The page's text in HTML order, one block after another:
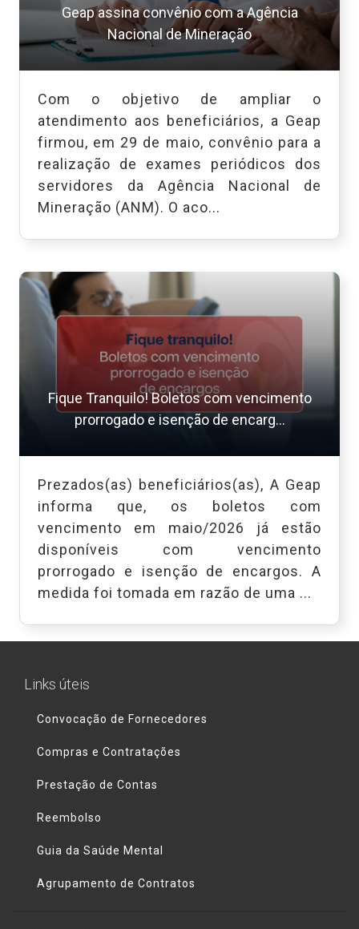
Geap assina convênio com a Agência
Nacional de Mineração
Com o objetivo de ampliar o
atendimento aos beneficiários, a Geap
firmou, em 29 de maio, convênio para a
realização de exames periódicos dos
servidores da Agência Nacional de
Mineração (ANM). O aco...
Fique Tranquilo! Boletos com vencimento
prorrogado e isenção de encarg...
Prezados(as) beneficiários(as), A Geap
informa que, os boletos com
vencimento em maio/2026 já estão
disponíveis com vencimento
prorrogado e isenção de encargos. A
medida foi tomada em razão de uma ...
Links úteis
Convocação de Fornecedores
Compras e Contratações
Prestação de Contas
Reembolso
Guia da Saúde Mental
Agrupamento de Contratos